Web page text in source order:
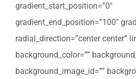
gradient_start_position=”0″
gradient_end_position=”100″
radial_direction=”center center”
background_color=””
background_image_id=””